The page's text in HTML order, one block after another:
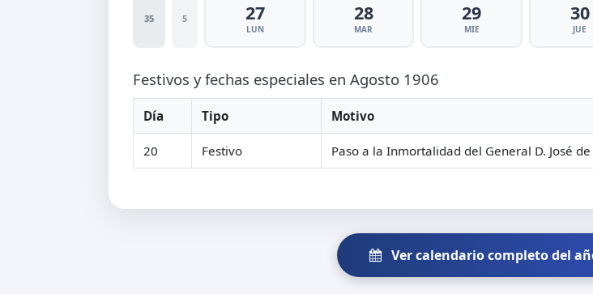
35 5 27
LUN
28
MAR
29
MIE
30
JUE
Festivos y fechas especiales en Agosto 1906
Día Tipo Motivo
20 Festivo Paso a la Inmortalidad del General D. José
Ver calendario completo del